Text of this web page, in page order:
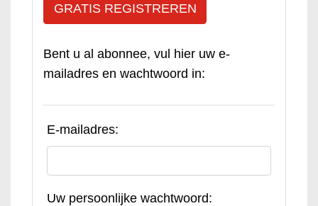
GRATIS REGISTREREN
Bent u al abonnee, vul hier uw e-
mailadres en wachtwoord in:
E-mailadres:
Uw persoonlijke wachtwoord: